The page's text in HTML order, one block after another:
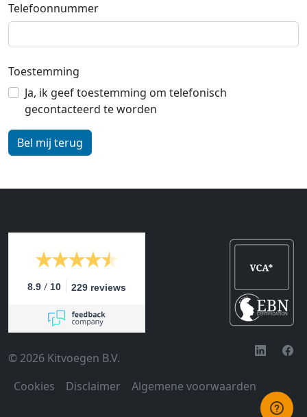
Telefoonnummer
Toestemming
Ja, ik geef toestemming om telefonisch
gecontacteerd te worden
8.9 / 10 229 reviews
© 2026 Kitvoegen B.V.
Cookies
Disclaimer Algemene voorwaarden